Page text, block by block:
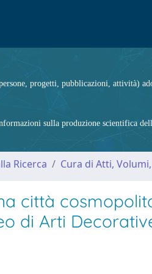
progetti, pubblicazioni, attività)
sulla produzione scientifica
Ricerca Cura di Atti,
città
di Arti